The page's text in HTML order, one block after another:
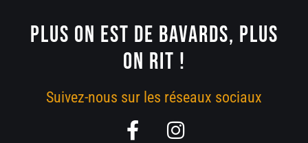
PLUS ON EST DE BAVARDS, PLUS
ON RIT !
Suivez-nous sur les réseaux sociaux
F
I